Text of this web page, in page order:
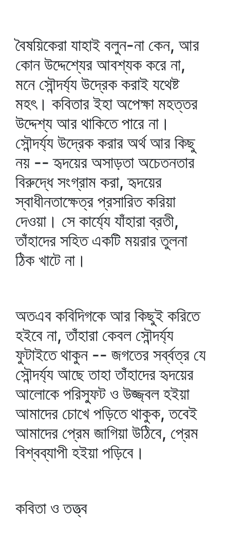
বৈষয়িকেরা যাহাই বলুন-না কেন, আর
কোন উদ্দেশ্যের আবশ্যক করে না,
মনে সৌন্দর্য্য উদ্রেক করাই যথেষ্ট
মহৎ। কবিতার ইহা অপেক্ষা মহত্তর
উদ্দেশ্য আর থাকিতে পারে না।
সৌন্দর্য্য উদ্রেক করার অর্থ আর কিছু
নয় -- হৃদয়ের অসাড়তা অচেতনতার
বিরুদ্ধে সংগ্রাম করা, হৃদয়ের
স্বাধীনতাক্ষেত্র প্রসারিত করিয়া
দেওয়া। সে কার্য্যে যাঁহারা ব্রতী,
তাঁহাদের সহিত একটি ময়রার তুলনা
ঠিক খাটে না।
অতএব কবিদিগকে আর কিছুই করিতে
হইবে না, তাঁহারা কেবল সৌন্দর্য্য
ফুটাইতে থাকুন -- জগতের সর্ব্বত্র যে
সৌন্দর্য্য আছে তাহা তাঁহাদের হৃদয়ের
আলোকে পরিস্ফুট ও উজ্জ্বল হইয়া
আমাদের চোখে পড়িতে থাকুক, তবেই
আমাদের প্রেম জাগিয়া উঠিবে, প্রেম
বিশ্বব্যাপী হইয়া পড়িবে।
কবিতা ও তত্ত্ব